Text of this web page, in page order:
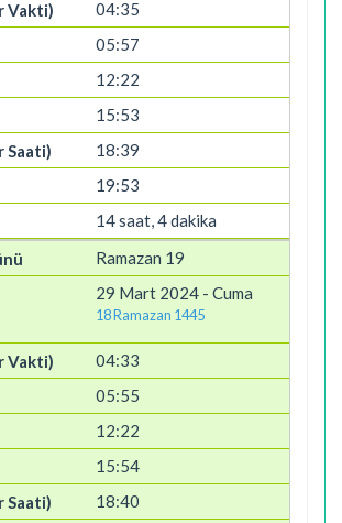
04:35
05:57
12:22
15:53
18:39
19:53
14 saat, 4 dakika
Ramazan 19
29 Mart 2024 - Cuma
18 Ramazan 1445
04:33
05:55
12:22
15:54
18:40